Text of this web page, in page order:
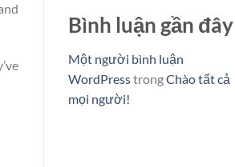
Bình luận gần đây
Một người bình luận
WordPresstrongChào tất cả
mọi người!